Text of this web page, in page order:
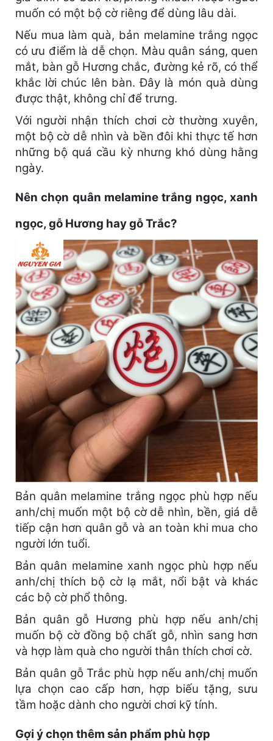
muốn có một bộ cờ riêng để dùng lâu dài.
Nếu mua làm quà, bản melamine trắng ngọc
có ưu điểm là dễ chọn. Màu quân sáng, quen
mắt, bàn gỗ Hương chắc, đường kẻ rõ, có thể
khắc lời chúc lên bàn. Đây là món quà dùng
được thật, không chỉ để trưng.
Với người nhận thích chơi cờ thường xuyên,
một bộ cờ dễ nhìn và bền đôi khi thực tế hơn
những bộ quá cầu kỳ nhưng khó dùng hằng
ngày.
Nên chọn quân melamine trắng ngọc, xanh
ngọc, gỗ Hương hay gỗ Trắc?
Bản quân melamine trắng ngọc phù hợp nếu
anh/chị muốn một bộ cờ dễ nhìn, bền, giá dễ
tiếp cận hơn quân gỗ và an toàn khi mua cho
người lớn tuổi.
Bản quân melamine xanh ngọc phù hợp nếu
anh/chị thích bộ cờ lạ mắt, nổi bật và khác
các bộ cờ phổ thông.
Bản quân gỗ Hương phù hợp nếu anh/chị
muốn bộ cờ đồng bộ chất gỗ, nhìn sang hơn
và hợp làm quà cho người thân thích chơi cờ.
Bản quân gỗ Trắc phù hợp nếu anh/chị muốn
lựa chọn cao cấp hơn, hợp biếu tặng, sưu
tầm hoặc dành cho người chơi kỹ tính.
Gợi ý chọn thêm sản phẩm phù hợp